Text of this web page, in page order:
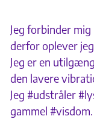
Jeg forbinder
derfor oplever
Jeg er en
den lavere
Jeg #udstråler
gammel #visdom.